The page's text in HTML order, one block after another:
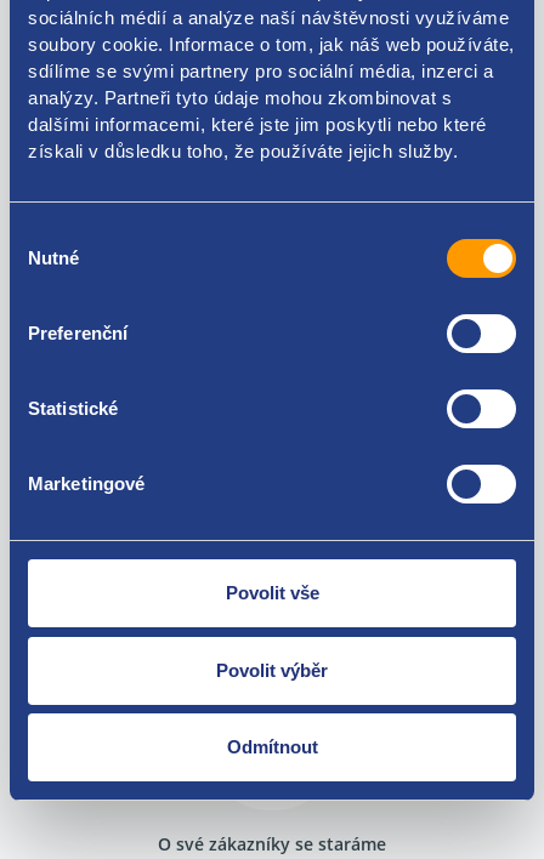
sociálních médií a analýze naší návštěvnosti využíváme
soubory cookie. Informace o tom, jak náš web používáte,
sdílíme se svými partnery pro sociální média, inzerci a
analýzy. Partneři tyto údaje mohou zkombinovat s
dalšími informacemi, které jste jim poskytli nebo které
získali v důsledku toho, že používáte jejich služby.
souhlasu
Nutné
Preferenční
Statistické
Marketingové
Povolit vše
Povolit výběr
Odmítnout
Kódy produktu
3C8857781
Nejste spokojeni? Vyřešíme to!
O své zákazníky se staráme